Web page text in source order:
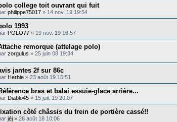
college toit ouvrant qui fuit
philippe75017 » 14 nov. 19 19:54
1993
POLO77 » 19 nov. 19 16:57
remorque (attelage polo)
zorgulus » 25 juin 08 19:34
jantes 2f sur 86c
Herbie » 23 août 19 15:51
bras et balai essuie-glace arrière...
Diablo45 » 15 juil. 19 20:07
côté châssis du frein de portière cassé!!
jéj » 28 août 18 10:06